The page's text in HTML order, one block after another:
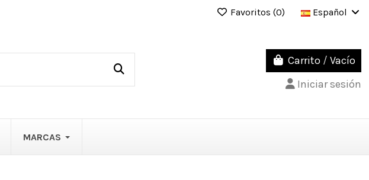
Favoritos (0) Español
Carrito / Vacío
Iniciar sesión
MARCAS